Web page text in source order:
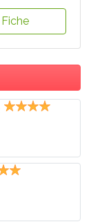
Fiche